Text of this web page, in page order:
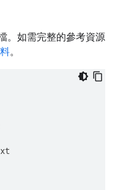
。如需完整的參考資源
。